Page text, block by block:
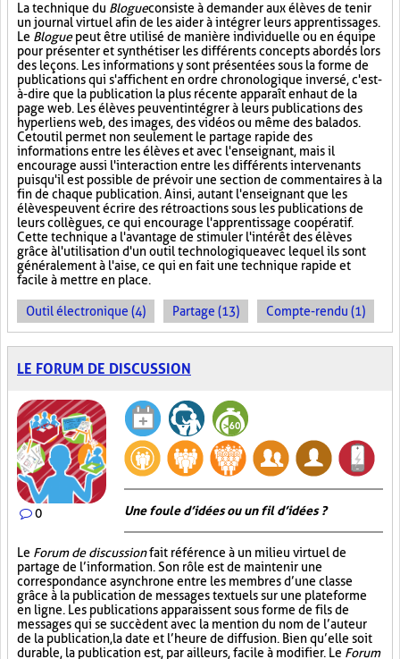
La technique du Blogueconsiste à demander aux élèves de tenir
un journal virtuel afin de les aider à intégrer leurs apprentissages.
Le Bloguepeut être utilisé de manière individuelle ou en équipe
pour présenter et synthétiser les différents concepts abordés lors
des leçons. Les informations y sont présentées sous la forme de
publications qui s'affichent en ordre chronologique inversé, c'est-
à-dire que la publication la plus récente apparaît en haut de la
page web. Les élèves peuvent intégrer à leurs publications des
hyperliens web, des images, des vidéos ou même des balados.
Cet outil permet non seulement le partage rapide des
informations entre les élèves et avec l'enseignant, mais il
encourage aussi l'interaction entre les différents intervenants
puisqu'il est possible de prévoir une section de commentaires à la
fin de chaque publication. Ainsi, autant l'enseignant que les
élèves peuvent écrire des rétroactions sous les publications de
leurs collègues, ce qui encourage l'apprentissage coopératif.
Cette technique a l'avantage de stimuler l'intérêt des élèves
grâce à l'utilisation d'un outil technologique avec lequel ils sont
généralement à l'aise, ce qui en fait une technique rapide et
facile à mettre en place.
Outil électronique (4) Partage (13) Compte-rendu (1)
LE FORUM DE DISCUSSION
0 Une foule d’idées ou un fil d’idées ?
Le Forum de discussionfait référence à un milieu virtuel de
partage de l’information. Son rôle est de maintenir une
correspondance asynchrone entre les membres d’une classe
grâce à la publication de messages textuels sur une plateforme
en ligne. Les publications apparaissent sous forme de fils de
messages qui se succèdent avec la mention du nom de l’auteur
de la publication, la date et l’heure de diffusion. Bien qu’elle soit
durable, la publication est, par ailleurs, facile à modifier. Le Forum